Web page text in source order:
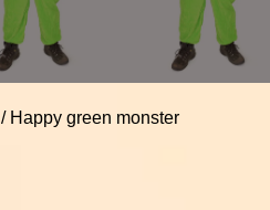
/ Happy green monster